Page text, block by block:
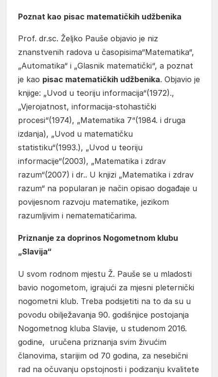
Poznat kao pisac matematičkih udžbenika
Prof. dr.sc. Željko Pauše objavio je niz
znanstvenih radova u časopisima“Matematika“,
„Automatika“ i „Glasnik matematički“, a poznat
je kao pisac matematičkih udžbenika. Objavio je
knjige: „Uvod u teoriju informacija“(1972).,
„Vjerojatnost, informacija-stohastički
procesi“(1974), „Matematika 7“(1984. i druga
izdanja), „Uvod u matematičku
statistiku“(1993.), „Uvod u teoriju
informacije“(2003), „Matematika i zdrav
razum“(2007) i dr.. U knjizi „Matematika i zdrav
razum“ na popularan je način opisao događaje u
povijesnom razvoju matematike, jezikom
razumljivim i nematematičarima.
Priznanje za doprinos Nogometnom klubu
„Slavija“
U svom rodnom mjestu Ž. Pauše se u mladosti
bavio nogometom, igrajući za mjesni pleternički
nogometni klub. Treba podsjetiti na to da su u
povodu obilježavanja 90. godišnjice postojanja
Nogometnog kluba Slavije, u studenom 2016.
godine, uručena priznanja svim živućim
članovima, starijim od 70 godina, za nesebični
rad na očuvanju opstojnosti i podizanju kvalitete